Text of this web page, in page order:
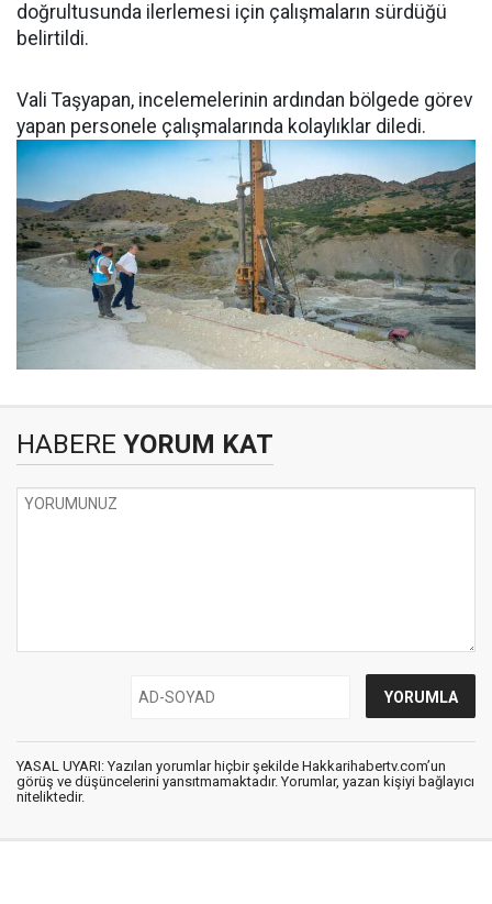
doğrultusunda ilerlemesi için çalışmaların sürdüğü
belirtildi.
Vali Taşyapan, incelemelerinin ardından bölgede görev
yapan personele çalışmalarında kolaylıklar diledi.
HABERE YORUM KAT
YASAL UYARI: Yazılan yorumlar hiçbir şekilde Hakkarihabertv.com’un
görüş ve düşüncelerini yansıtmamaktadır. Yorumlar, yazan kişiyi bağlayıcı
niteliktedir.